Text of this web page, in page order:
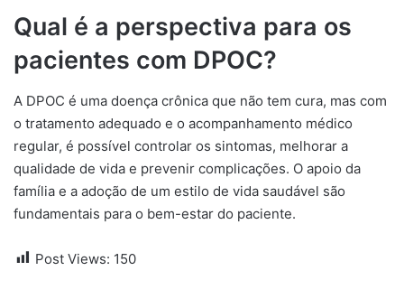
Qual é a perspectiva para os
pacientes com DPOC?
A DPOC é uma doença crônica que não tem cura, mas com
o tratamento adequado e o acompanhamento médico
regular, é possível controlar os sintomas, melhorar a
qualidade de vida e prevenir complicações. O apoio da
família e a adoção de um estilo de vida saudável são
fundamentais para o bem-estar do paciente.
Post Views: 150